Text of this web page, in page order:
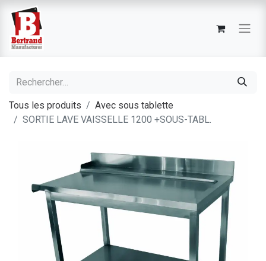
Tous les produits
Avec sous tablette
SORTIE LAVE VAISSELLE 1200 +SOUS-TABL.